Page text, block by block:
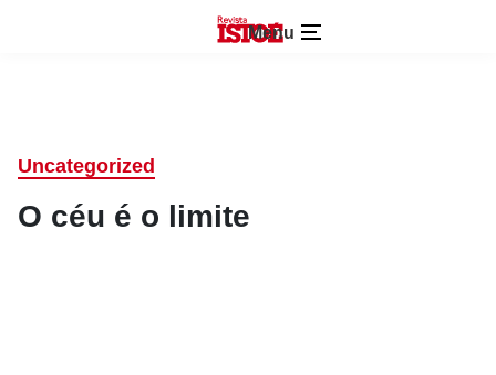
Menu
Uncategorized
O céu é o limite